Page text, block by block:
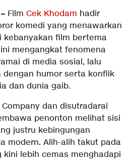
Film Cek Khodam hadir
komedi yang menawarkan
kebanyakan film bertema
mengangkat fenomena
di media sosial, lalu
dengan humor serta konflik
dan dunia gaib.
dan disutradarai
penonton melihat sisi
justru kebingungan
modern. Alih-alih takut pada
kini lebih cemas menghadapi